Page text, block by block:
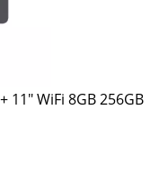
11" WiFi 8GB 256GB